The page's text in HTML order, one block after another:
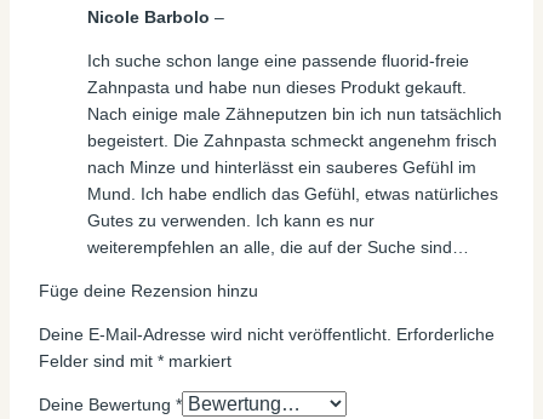
Nicole Barbolo –
Ich suche schon lange eine passende fluorid-freie
Zahnpasta und habe nun dieses Produkt gekauft.
Nach einige male Zähneputzen bin ich nun tatsächlich
begeistert. Die Zahnpasta schmeckt angenehm frisch
nach Minze und hinterlässt ein sauberes Gefühl im
Mund. Ich habe endlich das Gefühl, etwas natürliches
Gutes zu verwenden. Ich kann es nur
weiterempfehlen an alle, die auf der Suche sind…
Füge deine Rezension hinzu
Deine E-Mail-Adresse wird nicht veröffentlicht. Erforderliche
Felder sind mit * markiert
Deine Bewertung *